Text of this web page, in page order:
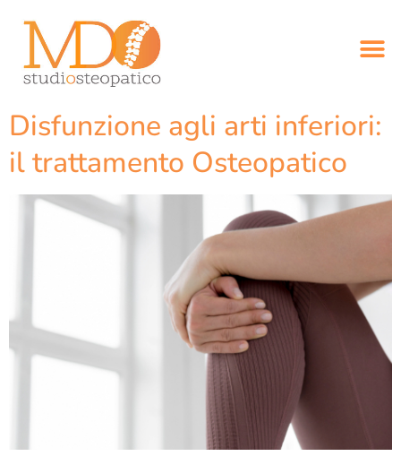
Disfunzione agli arti inferiori:
il trattamento Osteopatico